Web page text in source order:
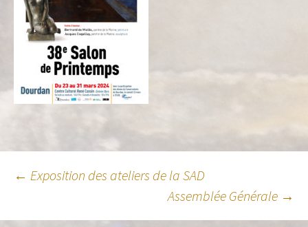
Navigation des
← Exposition des ateliers de la SAD
Assemblée Générale →